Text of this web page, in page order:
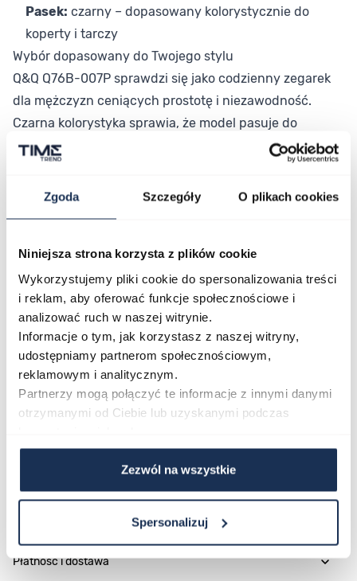
Zgoda Szczegóły O plikach cookies
Niniejsza strona korzysta z plików cookie
Wykorzystujemy pliki cookie do spersonalizowania treści
i reklam, aby oferować funkcje społecznościowe i
analizować ruch w naszej witrynie.
Informacje o tym, jak korzystasz z naszej witryny,
udostępniamy partnerom społecznościowym,
reklamowym i analitycznym.
Partnerzy mogą połączyć te informacje z innymi danymi
otrzymanymi od Ciebie lub uzyskanymi podczas
Zezwól na wszystkie
Spersonalizuj
Pasek: czarny – dopasowany kolorystycznie do
koperty i tarczy
Wybór dopasowany do Twojego stylu
Q&Q Q76B-007P sprawdzi się jako codzienny zegarek
dla mężczyzn ceniących prostotę i niezawodność.
Czarna kolorystyka sprawia, że model pasuje do
różnych stylizacji – od swobodnych po bardziej
eleganckie. To zegarek do regularnego noszenia bez
potrzeby szczególnej obsługi.
codzienną funkcjonalnością w bardzo dostępnej cenie.
Jeśli szukasz solidnego zegarka do regularnego
noszenia, ten model spełni te oczekiwania.
Parametry
Płatność i dostawa